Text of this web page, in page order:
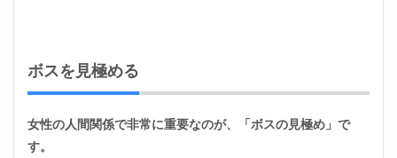
ボスを見極める
女性の人間関係で非常に重要なのが、「ボスの見極め」で
す。